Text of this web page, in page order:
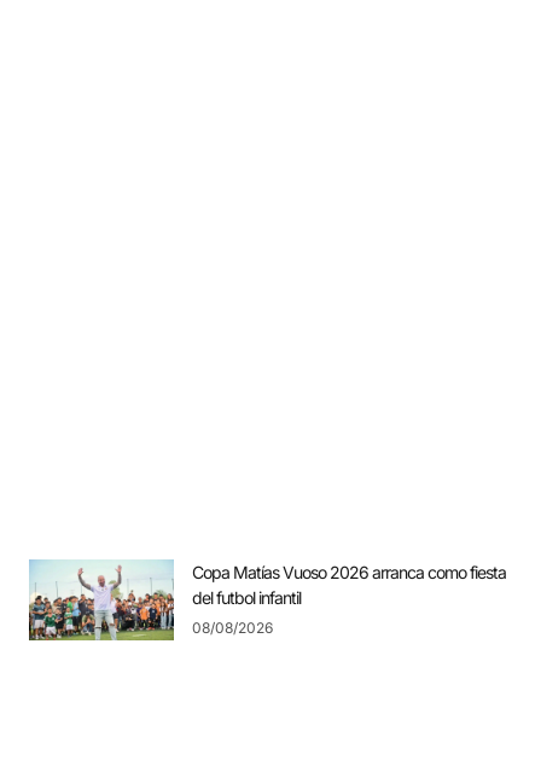
Copa Matías Vuoso 2026 arranca como fiesta
del futbol infantil
08/08/2026